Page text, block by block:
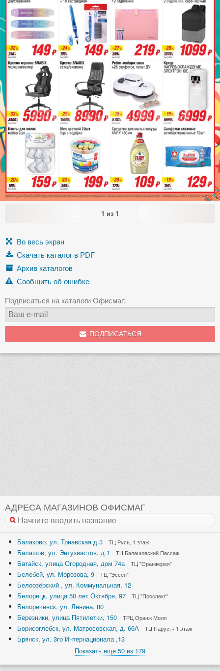
1 из 1
Во весь экран
Скачать каталог в PDF
Архив каталогов
Сообщить об ошибке
Подписаться на каталоги Офисмаг:
ПОДПИСАТЬСЯ
АДРЕСА МАГАЗИНОВ ОФИСМАГ
Балаково, ул. Трнавская д.3 ТЦ Русь, 1 этаж
Балашов, ул. Энтузиастов, д.1 ТЦ Балашовский Пассаж
Батайск, улица Огородная, дом 74а ТЦ "Оранжерея"
Белебей, ул. Морозова, 9 ТЦ "Эссен"
Белоозёрский , ул. Коммунальная, 12
Белорецк, улица 50 лет Октября, 97
ТЦ "Проспект"
Белореченск, ул. Ленина, 80
Березники, улица Пятилетки, 150
ТРЦ Оранж Молл
Борисоглебск, ул. Матросовская, д. 66А ТЦ Парус, - 1 этаж
Брянск, ул. 3го Интернационала ,13
Показать еще 50 из 179